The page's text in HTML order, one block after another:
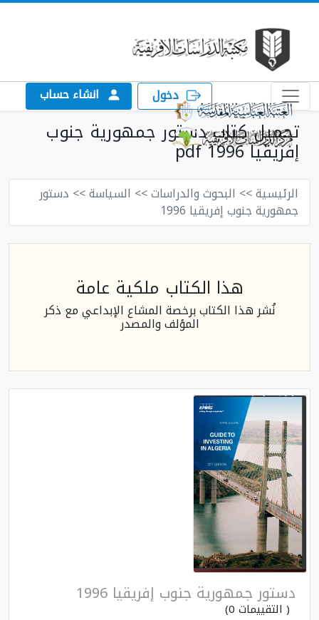
دخول انشاء حساب
تحميل كتاب دستور جمهورية جنوب
إفريقيا 1996 pdf
الرئيسية>> البحوث والدراسات>> السياسة>> دستور
جمهورية جنوب إفريقيا 1996
هذا الكتاب ملكية عامة
نُشر هذا الكتاب برخصة المشاع الإبداعي مع ذكر
المؤلف والمصدر
دستور جمهورية جنوب إفريقيا 1996
( التقييمات 0)